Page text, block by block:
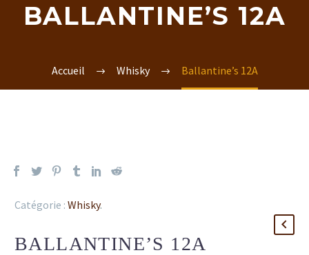
BALLANTINE’S 12A
Accueil Whisky Ballantine’s 12A
Catégorie : Whisky.
BALLANTINE’S 12A